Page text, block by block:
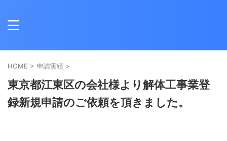
HOME > 申請実績 >
東京都江東区の会社様より解体工事業登
録新規申請のご依頼を頂きました。